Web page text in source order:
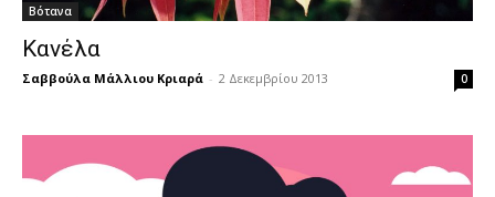
Βότανα
Κανέλα
Σαββούλα Μάλλιου Κριαρά - 2 Δεκεμβρίου 2013 0